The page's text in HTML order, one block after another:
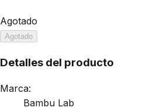
Agotado
Agotado
Detalles del producto
Marca:
Bambu Lab